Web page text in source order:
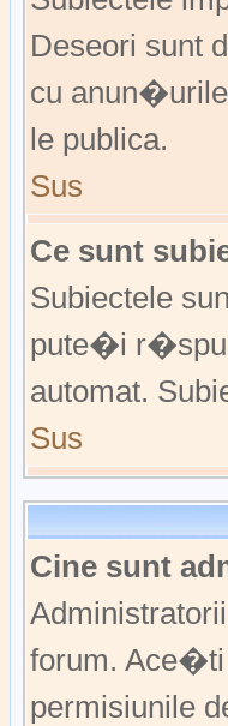
Deseori
cu
le publica.
Sus
Ce sunt
Subiectele
pute�i
automat.
Sus
Cine sunt
forum.
permisiunile